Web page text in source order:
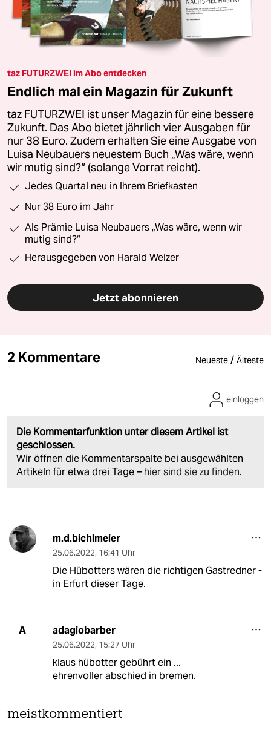
taz FUTURZWEI im Abo entdecken
Endlich mal ein Magazin für Zukunft
taz FUTURZWEI ist unser Magazin für eine bessere
Zukunft. Das Abo bietet jährlich vier Ausgaben für
nur 38 Euro. Zudem erhalten Sie eine Ausgabe von
Luisa Neubauers neuestem Buch „Was wäre, wenn
wir mutig sind?“ (solange Vorrat reicht).
Jedes Quartal neu in Ihrem Briefkasten
Nur 38 Euro im Jahr
Als Prämie Luisa Neubauers „Was wäre, wenn wir
mutig sind?“
Herausgegeben von Harald Welzer
Jetzt abonnieren
2 Kommentare Neueste / Älteste
Die Kommentarfunktion unter diesem Artikel ist
geschlossen.
Wir öffnen die Kommentarspalte bei ausgewählten
Artikeln für etwa drei Tage – hier sind sie zu finden.
einloggen
m.d.bichlmeier
25.06.2022, 16:41 Uhr
Die Hübotters wären die richtigen Gastredner -
in Erfurt dieser Tage.
A adagiobarber
25.06.2022, 15:27 Uhr
klaus hübotter gebührt ein ...
ehrenvoller abschied in bremen.
meistkommentiert